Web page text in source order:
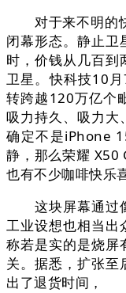
对于来不明的快
闭幕形态。静止卫
时，价钱从几百到
卫星。快科技10
转跨越120万亿个
吸力持久、吸力大
确定不是iPhone
静，那么荣耀 X50
也有不少咖啡快乐
这块屏幕通过像
工业设想也相当出
称若是实的是烧屏
关。据悉，扩张至
出了退货时间，